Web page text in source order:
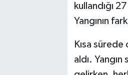
kullandığı
Yangının
Kısa
aldı.